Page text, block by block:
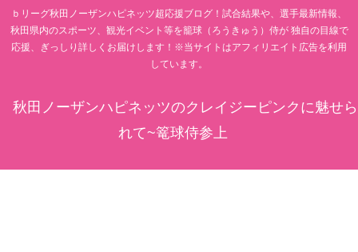
ｂリーグ秋田ノーザンハピネッツ超応援ブログ！試合結果や、選手最新情報、
秋田県内のスポーツ、観光イベント等を籠球（ろうきゅう）侍が 独自の目線で
応援、ぎっしり詳しくお届けします！※当サイトはアフィリエイト広告を利用
しています。
秋田ノーザンハピネッツのクレイジーピンクに魅せら
れて~篭球侍参上